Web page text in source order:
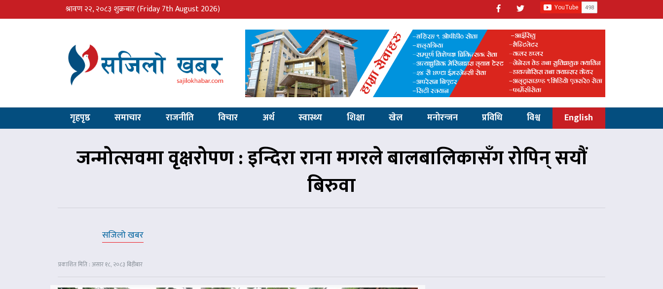
श्रावण २२, २०८३ शुक्रबार(Friday 7th August 2026)
गृहपृष्ठ समाचार राजनीति विचार अर्थ स्वास्थ्य शिक्षा खेल मनोरन्जन प्रविधि विश्व English
जन्मोत्सवमा वृक्षरोपण : इन्दिरा राना मगरले बालबालिकासँग रोपिन् सयौं
बिरुवा
सजिलो खबर
प्रकाशित मिति : असार १८, २०८३ बिहीबार